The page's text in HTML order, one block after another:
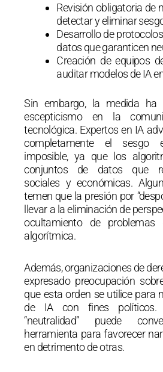
Revisión obligatoria de
detectar y eliminar
Desarrollo de
datos que garanticen
Creación de equipos
auditar modelos de IA
Sin embargo, la medida ha
escepticismo en la
tecnológica. Expertos en IA
completamente el sesgo
imposible, ya que los
conjuntos de datos que
sociales y económicas.
temen que la presión por
llevar a la eliminación de
ocultamiento de problemas
algorítmica.
Además, organizaciones de
expresado preocupación
que esta orden se utilice para
de IA con fines políticos.
“neutralidad” puede
herramienta para favorecer
en detrimento de otras.